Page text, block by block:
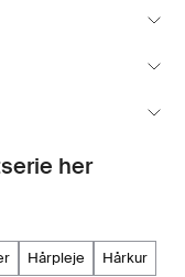
her
hårpleje
hårkur